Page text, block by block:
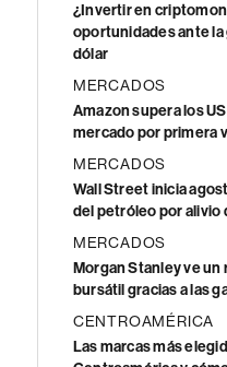
¿Invertir en
oportunidades ante
dólar
MERCADOS
Amazon supera los
mercado por primera
MERCADOS
Wall Street inicia
del petróleo por alivio
MERCADOS
Morgan Stanley ve
bursátil gracias a las
CENTROAMÉRICA
Las marcas más